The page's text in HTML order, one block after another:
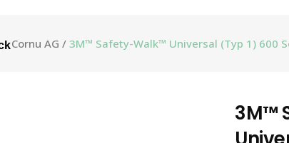
Cornu AG / 3M™ Safety-Walk™ Universal (Typ 1) 600
3M™